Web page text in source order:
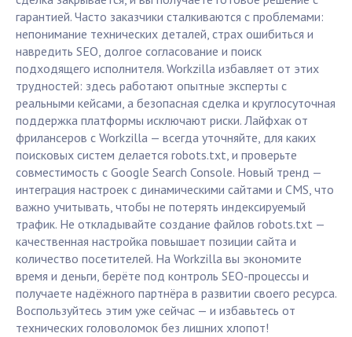
гарантией. Часто заказчики сталкиваются с проблемами:
непонимание технических деталей, страх ошибиться и
навредить SEO, долгое согласование и поиск
подходящего исполнителя. Workzilla избавляет от этих
трудностей: здесь работают опытные эксперты с
реальными кейсами, а безопасная сделка и круглосуточная
поддержка платформы исключают риски. Лайфхак от
фрилансеров с Workzilla — всегда уточняйте, для каких
поисковых систем делается robots.txt, и проверьте
совместимость с Google Search Console. Новый тренд —
интеграция настроек с динамическими сайтами и CMS, что
важно учитывать, чтобы не потерять индексируемый
трафик. Не откладывайте создание файлов robots.txt —
качественная настройка повышает позиции сайта и
количество посетителей. На Workzilla вы экономите
время и деньги, берёте под контроль SEO-процессы и
получаете надёжного партнёра в развитии своего ресурса.
Воспользуйтесь этим уже сейчас — и избавьтесь от
технических головоломок без лишних хлопот!